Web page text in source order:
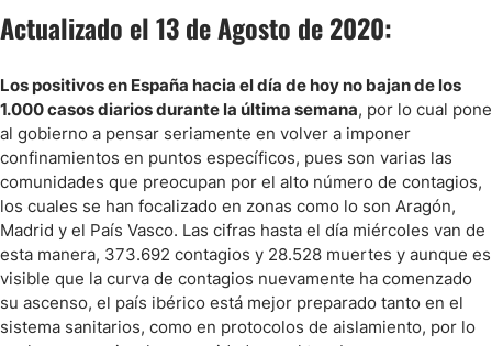
Actualizado el 13 de Agosto de 2020:
Los positivos en España hacia el día de hoy no bajan de los
1.000 casos diarios durante la última semana, por lo cual pone
al gobierno a pensar seriamente en volver a imponer
confinamientos en puntos específicos, pues son varias las
comunidades que preocupan por el alto número de contagios,
los cuales se han focalizado en zonas como lo son Aragón,
Madrid y el País Vasco. Las cifras hasta el día miércoles van de
esta manera, 373.692 contagios y 28.528 muertes y aunque es
visible que la curva de contagios nuevamente ha comenzado
su ascenso, el país ibérico está mejor preparado tanto en el
sistema sanitarios, como en protocolos de aislamiento, por lo